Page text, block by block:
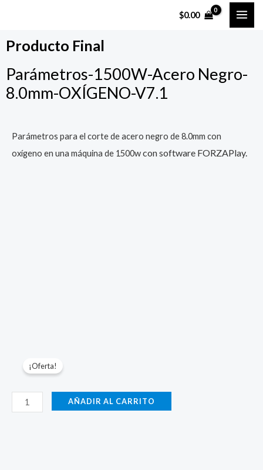
contenido
$0.00
Producto Final
Parámetros-1500W-Acero Negro-
8.0mm-OXÍGENO-V7.1
Parámetros para el corte de acero negro de 8.0mm con
oxígeno en una máquina de 1500wcon software FORZAPlay.
¡Oferta!
Parámetros-
1500W-
AÑADIR AL CARRITO